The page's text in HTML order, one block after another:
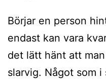
Börjar en person
endast kan vara
det lätt hänt att
slarvig. Något som